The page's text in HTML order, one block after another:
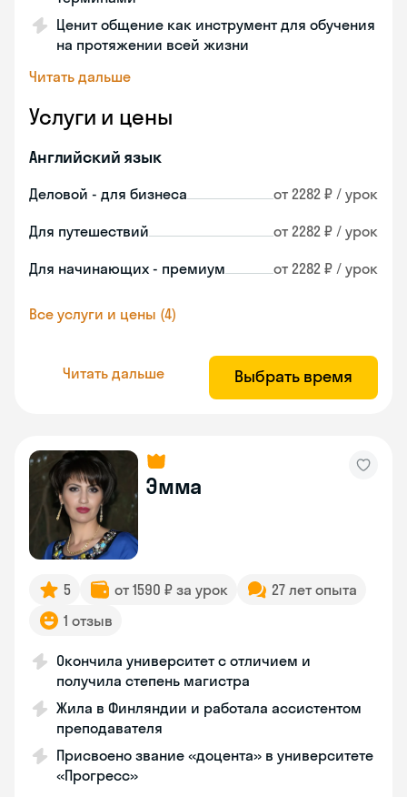
Ценит общение как инструмент для обучения
на протяжении всей жизни
Читать дальше
Услуги и цены
Английский язык
Деловой - для бизнеса от 2282 ₽ / урок
Для путешествий от 2282 ₽ / урок
Для начинающих - премиум от 2282 ₽ / урок
Все услуги и цены (4)
Читать дальше Выбрать время
Эмма
5 от 1590 ₽ за урок
27 лет опыта
1 отзыв
Окончила университет с отличием и
получила степень магистра
Жила в Финляндии и работала ассистентом
преподавателя
Присвоено звание «доцента» в университете
«Прогресс»